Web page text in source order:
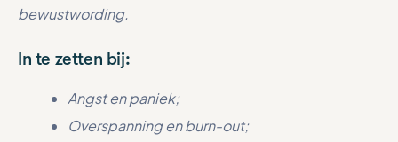
bewustwording.
In te zetten bij:
Angst en paniek;
Overspanning en burn-out;